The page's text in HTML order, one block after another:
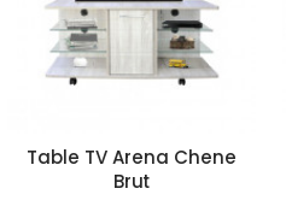
Table TV Arena Chene
Brut